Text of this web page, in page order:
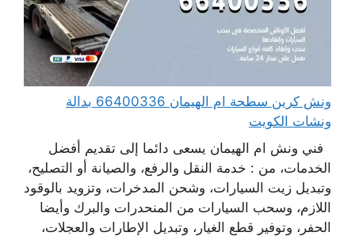
ونش كرين سطحة ام الهيمان 66400336 بدالة
ونشات الكويت
فني ونش ام الهيمان يسعى دائما إلى تقديم أفضل
الخدمات، من : خدمة النقل والرفع، والصيانة أو التصليح،
وتبديل زيت السيارات، وشحن المدخرات، وتزويد بالوقود
اللازم، وسحب السيارات من المنحدرات والبرك وأيضا
الحفر، وتوفير قطع الغيار، وتبديل الإطارات والعجلات،